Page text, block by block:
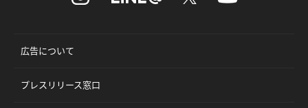
広告について
プレスリリース窓口